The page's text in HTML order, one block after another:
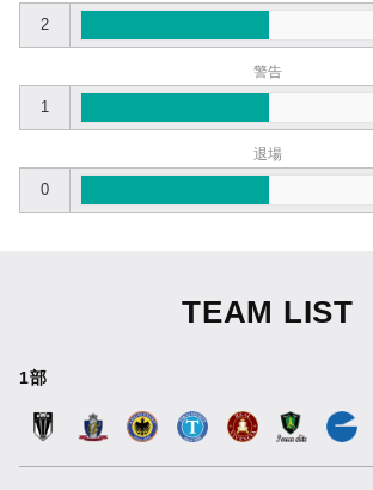
2
警告
1
退場
0
TEAM LIST
1部